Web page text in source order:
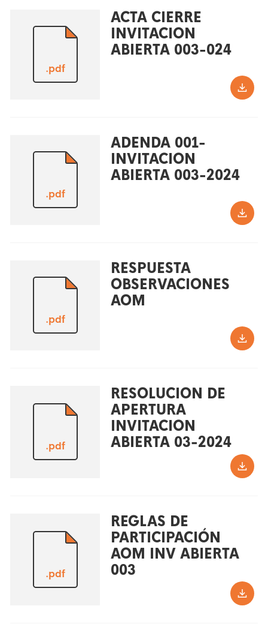
.pdf
ACTA CIERRE
INVITACION
ABIERTA 003-024
.pdf
ADENDA 001-
INVITACION
ABIERTA 003-2024
.pdf
RESPUESTA
OBSERVACIONES
AOM
.pdf
RESOLUCION DE
APERTURA
INVITACION
ABIERTA 03-2024
.pdf
REGLAS DE
PARTICIPACIÓN
AOM INV ABIERTA
003